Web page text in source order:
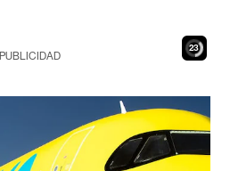
22
PUBLICIDAD